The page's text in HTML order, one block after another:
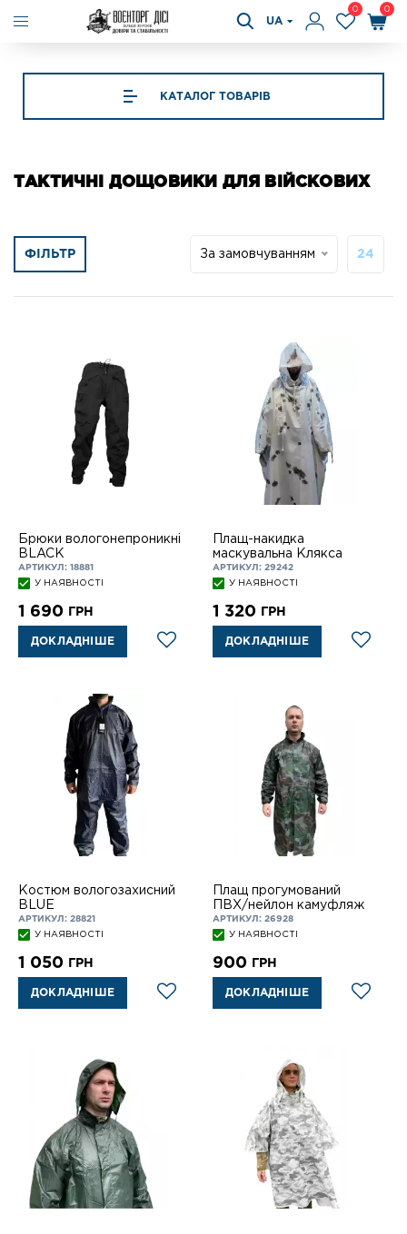
UA
0 0
КАТАЛОГ ТОВАРІВ
ТАКТИЧНІ ДОЩОВИКИ ДЛЯ ВІЙСКОВИХ
ФІЛЬТР За замовчуванням 24
Брюки вологонепроникні
BLACK
АРТИКУЛ: 18881
У НАЯВНОСТІ
1 690 ГРН
ДОКЛАДНІШЕ
Плащ-накидка
маскувальна Клякса
АРТИКУЛ: 29242
У НАЯВНОСТІ
1 320 ГРН
ДОКЛАДНІШЕ
Костюм вологозахисний
BLUE
АРТИКУЛ: 28821
У НАЯВНОСТІ
1 050 ГРН
ДОКЛАДНІШЕ
Плащ прогумований
ПВХ/нейлон камуфляж
АРТИКУЛ: 26928
У НАЯВНОСТІ
900 ГРН
ДОКЛАДНІШЕ